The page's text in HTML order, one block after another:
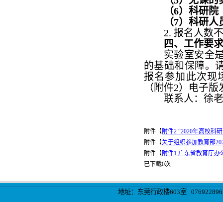
（6）科研院
（7）科研人
2. 报名人数
四、工作要求
实验室安全
的基础和保障。
报名参加此次现
（附件2）电子版
联系人：徐
附件【附件2 “2020年高校科
附件【关于组织参加教育部
附件【附件1 广东省教育厅
已下载0次
地址：东莞行政楼603室